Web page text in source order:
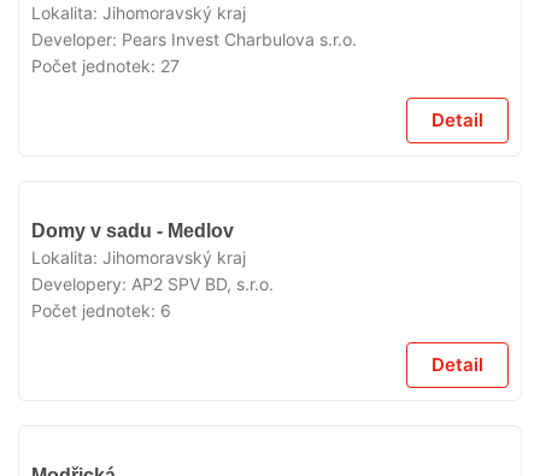
Lokalita: Jihomoravský kraj
Developer: Pears Invest Charbulova s.r.o.
Počet jednotek: 27
Detail
Domy v sadu - Medlov
Lokalita: Jihomoravský kraj
Developery: AP2 SPV BD, s.r.o.
Počet jednotek: 6
Detail